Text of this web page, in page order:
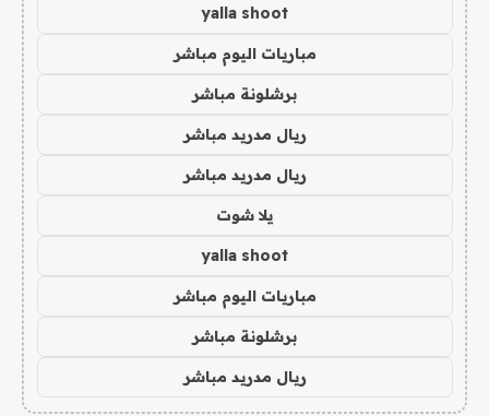
yalla shoot
مباريات اليوم مباشر
برشلونة مباشر
ريال مدريد مباشر
ريال مدريد مباشر
يلا شوت
yalla shoot
مباريات اليوم مباشر
برشلونة مباشر
ريال مدريد مباشر